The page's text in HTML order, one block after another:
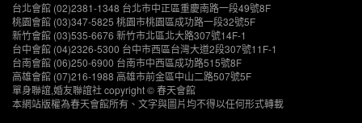
台北會館 (02)2381-1348 台北市中正區重慶南路一段49號8F
桃園會館 (03)347-5825 桃園市桃園區成功路一段32號5F
新竹會館 (03)535-6676 新竹市北區北大路307號14F-1
台中會館 (04)2326-5300 台中市西區台灣大道2段307號11F-1
台南會館 (06)250-6900 台南市中西區成功路515號8F
高雄會館 (07)216-1988 高雄市前金區中山二路507號5F
單身聯誼,婚友聯誼社 copyright © 春天會館
本網站版權為春天會館所有、文字與圖片均不得以任何形式轉載